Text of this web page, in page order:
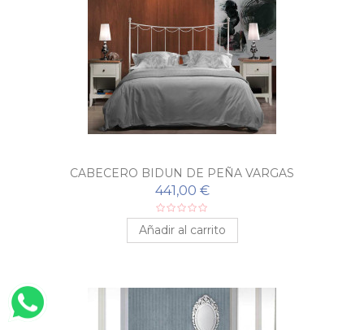
CABECERO BIDUN DE PEÑA VARGAS
441,00 €
Añadir al carrito